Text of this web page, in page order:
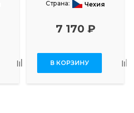
Страна:
Чехия
7 170 ₽
В КОРЗИНУ